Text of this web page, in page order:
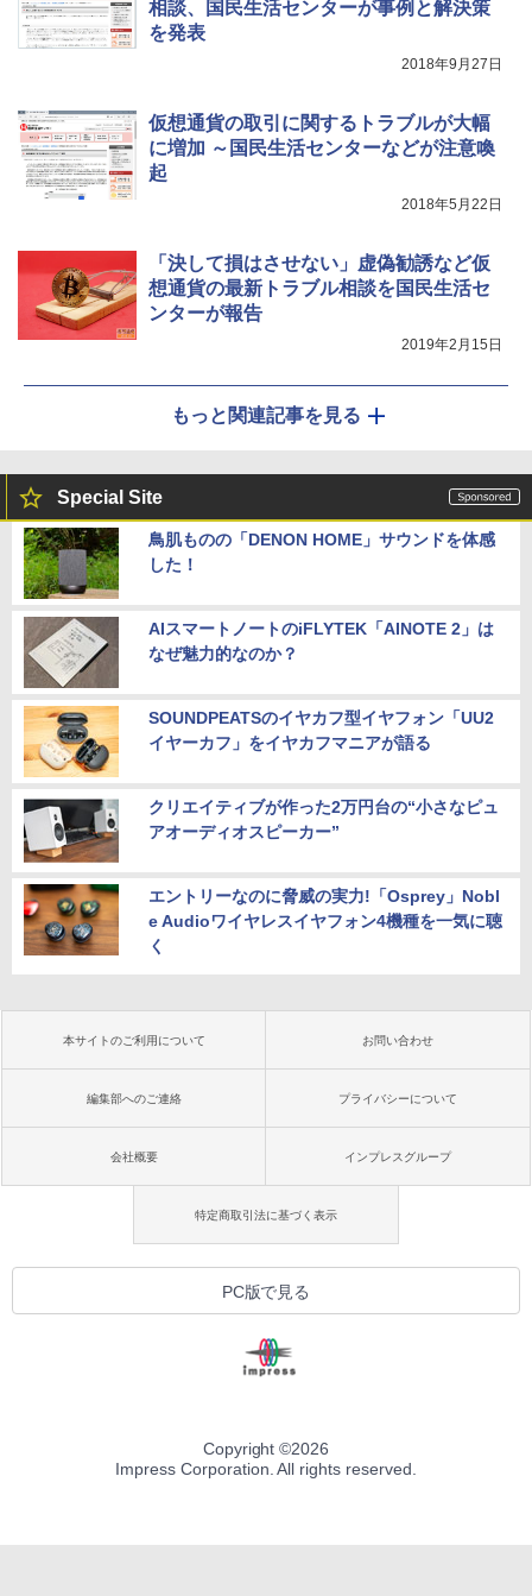
相談、国民生活センターが事例と解決策
を発表
2018年9月27日
仮想通貨の取引に関するトラブルが大幅
に増加 ～国民生活センターなどが注意喚
起
2018年5月22日
「決して損はさせない」虚偽勧誘など仮
想通貨の最新トラブル相談を国民生活セ
ンターが報告
2019年2月15日
もっと関連記事を見る
Special Site
鳥肌ものの「DENON HOME」サウンドを体感
した！
AIスマートノートのiFLYTEK「AINOTE 2」は
なぜ魅力的なのか？
SOUNDPEATSのイヤカフ型イヤフォン「UU2
イヤーカフ」をイヤカフマニアが語る
クリエイティブが作った2万円台の“小さなピュ
アオーディオスピーカー”
エントリーなのに脅威の実力!「Osprey」Nobl
e Audioワイヤレスイヤフォン4機種を一気に聴
く
本サイトのご利用について お問い合わせ
編集部へのご連絡 プライバシーについて
会社概要 インプレスグループ
特定商取引法に基づく表示
PC版で見る
Copyright ©2026
Impress Corporation. All rights reserved.